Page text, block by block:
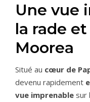
Une vue
la rade
Moorea
Situé au cœur de
devenu rapidement
vue imprenable sur